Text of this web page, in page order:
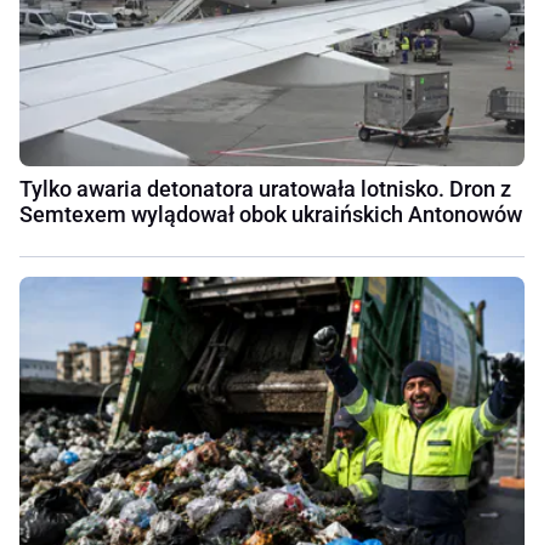
Tylko awaria detonatora uratowała lotnisko. Dron z
Semtexem wylądował obok ukraińskich Antonowów